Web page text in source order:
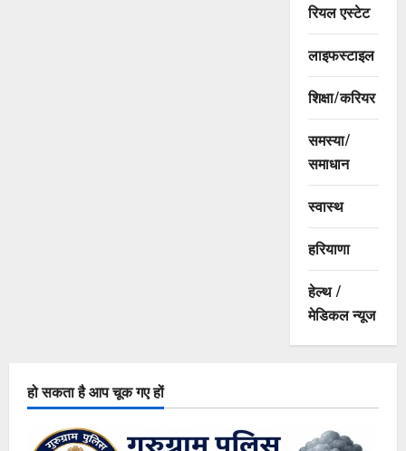
रियल एस्टेट
लाइफस्टाइल
शिक्षा/करियर
समस्या/
समाधान
स्वास्थ
हरियाणा
हेल्थ /
मेडिकल न्यूज
हो सकता है आप चूक गए हों